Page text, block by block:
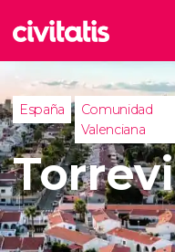
España
Comunidad
Valenciana